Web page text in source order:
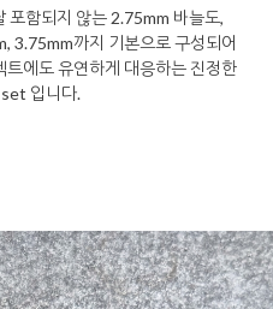
포함되지 않는 2.75mm 바늘도,
3.75mm까지 기본으로 구성되어
에도 유연하게 대응하는 진정한
입니다.